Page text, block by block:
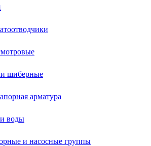
шиберные
арматура
воды
и насосные группы